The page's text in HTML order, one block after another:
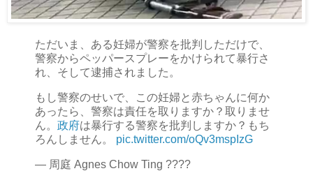
ただいま、ある妊婦が警察を批判しただけで、
警察からペッパースプレーをかけられて暴行さ
れ、そして逮捕されました。
もし警察のせいで、この妊婦と赤ちゃんに何か
あったら、警察は責任を取りますか？取りませ
ん。 政府は暴行する警察を批判しますか？もち
ろんしません。 pic.twitter.com/oQv3mspIzG
— 周庭 Agnes Chow Ting ????